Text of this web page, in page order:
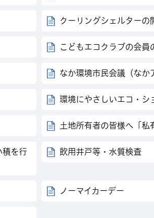
クーリングシェルターの
こどもエコクラブの会員
なか環境市民会議（なか
環境にやさしいエコ・シ
土地所有者の皆様へ「私
積を行
飲用井戸等・水質検査
ノーマイカーデー